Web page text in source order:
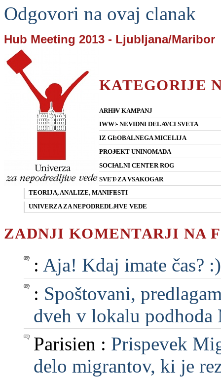
Odgovori na ovaj clanak
Hub Meeting 2013 - Ljubljana/Maribor
KATEGORIJE
ARHIV KAMPANJ
IWW - NEVIDNI DELAVCI SVETA
IZ GLOBALNEGA MICELIJA
PROJEKT UNINOMADA
SOCIALNI CENTER ROG
SVET ZA VSAKOGAR
TEORIJA, ANALIZE, MANIFESTI
UNIVERZA ZA NEPODREDLJIVE VEDE
ZADNJI KOMENTARJI NA
: Aja! Kdaj imate čas?
: Spoštovani,
dveh v lokalu
Parisien : Prispevek
delo migrantov, ki je